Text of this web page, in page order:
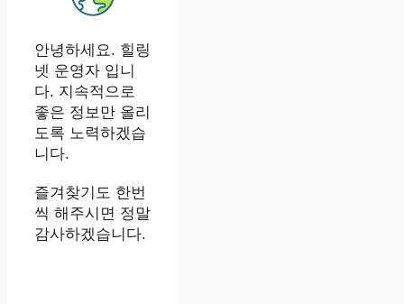
안녕하세요. 힐링
넷 운영자 입니
다. 지속적으로
좋은 정보만 올리
도록 노력하겠습
니다.
즐겨찾기도 한번
씩 해주시면 정말
감사하겠습니다.